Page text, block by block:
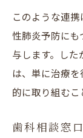
このような連
性肺炎予防に
与します。し
は、単に治療
的に取り組むこ
歯科相談窓